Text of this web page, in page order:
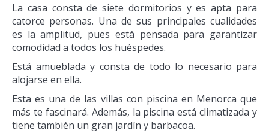
La casa consta de siete dormitorios y es apta para
catorce personas. Una de sus principales cualidades
es la amplitud, pues está pensada para garantizar
comodidad a todos los huéspedes.
Está amueblada y consta de todo lo necesario para
alojarse en ella.
Esta es una de las villas con piscina en Menorca que
más te fascinará. Además, la piscina está climatizada y
tiene también un gran jardín y barbacoa.